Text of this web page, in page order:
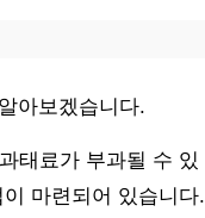
아보겠습니다.
태료가 부과될 수 있
마련되어 있습니다.